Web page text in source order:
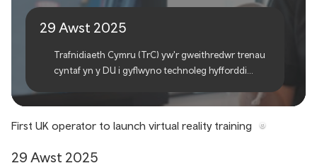
29 Awst 2025
Trafnidiaeth Cymru (TrC) yw'r gweithredwr trenau
cyntaf yn y DU i gyflwyno technoleg hyfforddi
First UK operator to launch virtual reality training
29 Awst 2025